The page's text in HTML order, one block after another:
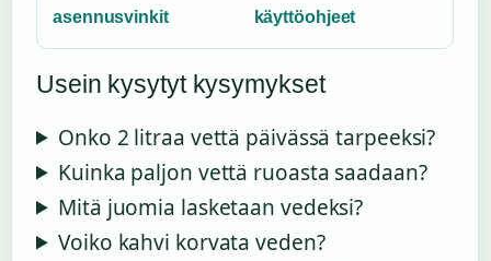
asennusvinkit
käyttöohjeet
Usein kysytyt kysymykset
Onko 2 litraa vettä päivässä tarpeeksi?
Kuinka paljon vettä ruoasta saadaan?
Mitä juomia lasketaan vedeksi?
Voiko kahvi korvata veden?